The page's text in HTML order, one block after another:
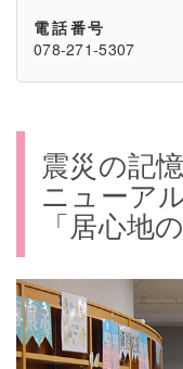
電話番号
078-271-5307
震災の記
ニューア
「居心地